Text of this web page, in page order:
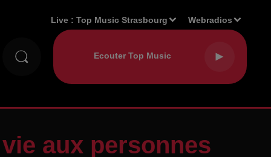
Live :Top Music Strasbourg Webradios
aux personnes